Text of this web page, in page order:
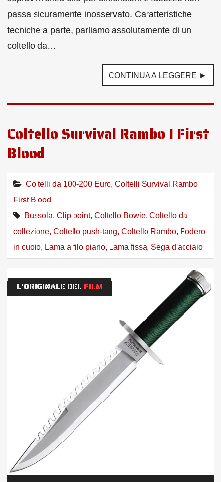
passa sicuramente inosservato. Caratteristiche
tecniche a parte, parliamo assolutamente di un
coltello da…
CONTINUA A LEGGERE ►
Coltello Survival Rambo I First
Blood
Coltelli da 100-200 Euro, Coltelli Survival Rambo
First Blood
Bussola, Clip point, Coltello Bowie, Coltello da
collezione, Coltello push-tang, Coltello Rambo, Fodero
in cuoio, Lama a filo piano, Lama fissa, Sega d'acciaio
L'ORIGINALE DEL FILM